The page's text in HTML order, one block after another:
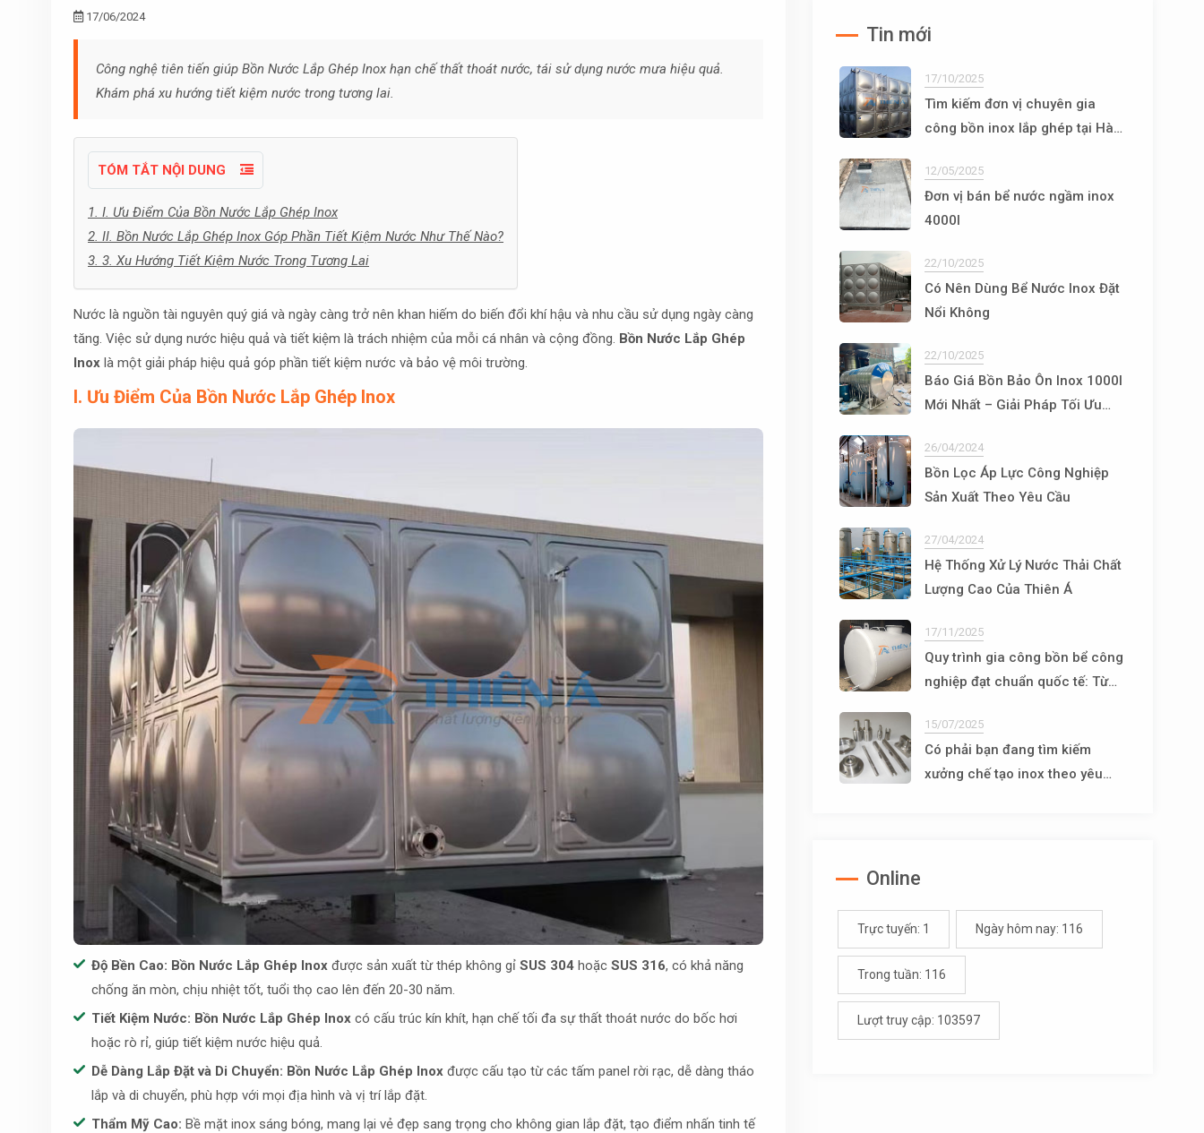
17/06/2024
Công nghệ tiên tiến giúp Bồn Nước Lắp Ghép Inox hạn chế thất thoát nước, tái sử dụng nước mưa hiệu quả.
Khám phá xu hướng tiết kiệm nước trong tương lai.
TÓM TẮT NỘI DUNG
1. I. Ưu Điểm Của Bồn Nước Lắp Ghép Inox
2. II. Bồn Nước Lắp Ghép Inox Góp Phần Tiết Kiệm Nước Như Thế Nào?
3. 3. Xu Hướng Tiết Kiệm Nước Trong Tương Lai
Nước là nguồn tài nguyên quý giá và ngày càng trở nên khan hiếm do biến đổi khí hậu và nhu cầu sử dụng ngày càng
tăng. Việc sử dụng nước hiệu quả và tiết kiệm là trách nhiệm của mỗi cá nhân và cộng đồng. Bồn Nước Lắp Ghép
Inox là một giải pháp hiệu quả góp phần tiết kiệm nước và bảo vệ môi trường.
I. Ưu Điểm Của Bồn Nước Lắp Ghép Inox
Độ Bền Cao: Bồn Nước Lắp Ghép Inox được sản xuất từ thép không gỉ SUS 304 hoặc SUS 316, có khả năng
chống ăn mòn, chịu nhiệt tốt, tuổi thọ cao lên đến 20-30 năm.
Tiết Kiệm Nước: Bồn Nước Lắp Ghép Inox có cấu trúc kín khít, hạn chế tối đa sự thất thoát nước do bốc hơi
hoặc rò rỉ, giúp tiết kiệm nước hiệu quả.
Dễ Dàng Lắp Đặt và Di Chuyển: Bồn Nước Lắp Ghép Inox được cấu tạo từ các tấm panel rời rạc, dễ dàng tháo
lắp và di chuyển, phù hợp với mọi địa hình và vị trí lắp đặt.
Thẩm Mỹ Cao: Bề mặt inox sáng bóng, mang lại vẻ đẹp sang trọng cho không gian lắp đặt, tạo điểm nhấn tinh tế
Tin mới
17/10/2025
Tìm kiếm đơn vị chuyên gia
công bồn inox lắp ghép tại Hà
12/05/2025
Đơn vị bán bể nước ngầm inox
4000l
22/10/2025
Có Nên Dùng Bể Nước Inox Đặt
Nổi Không
22/10/2025
Báo Giá Bồn Bảo Ôn Inox 1000l
Mới Nhất – Giải Pháp Tối Ưu
26/04/2024
Bồn Lọc Áp Lực Công Nghiệp
Sản Xuất Theo Yêu Cầu
27/04/2024
Hệ Thống Xử Lý Nước Thải Chất
Lượng Cao Của Thiên Á
17/11/2025
Quy trình gia công bồn bể công
nghiệp đạt chuẩn quốc tế: Từ
15/07/2025
Có phải bạn đang tìm kiếm
xưởng chế tạo inox theo yêu
Online
Trực tuyến: 1 Ngày hôm nay: 116
Trong tuần: 116
Lượt truy cập: 103597